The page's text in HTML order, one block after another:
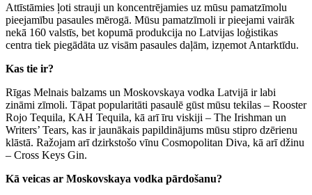
Attīstāmies ļoti strauji un koncentrējamies uz mūsu pamatzīmolu
pieejamību pasaules mērogā. Mūsu pamatzīmoli ir pieejami vairāk
nekā 160 valstīs, bet kopumā produkcija no Latvijas loģistikas
centra tiek piegādāta uz visām pasaules daļām, izņemot Antarktīdu.
Kas tie ir?
Rīgas Melnais balzams un Moskovskaya vodka Latvijā ir labi
zināmi zīmoli. Tāpat popularitāti pasaulē gūst mūsu tekilas – Rooster
Rojo Tequila, KAH Tequila, kā arī īru viskiji – The Irishman un
Writers’ Tears, kas ir jaunākais papildinājums mūsu stipro dzērienu
klāstā. Ražojam arī dzirkstošo vīnu Cosmopolitan Diva, kā arī džinu
– Cross Keys Gin.
Kā veicas ar Moskovskaya vodka pārdošanu?